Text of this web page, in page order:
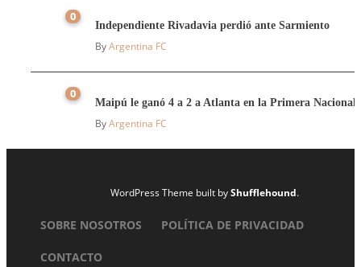
0
Independiente Rivadavia perdió ante Sarmiento
ByArgentina FC
0
Maipú le ganó 4 a 2 a Atlanta en la Primera Nacional
ByArgentina FC
WordPress Theme built byShufflehound.
SOBRE NOSOTROS POLÍTICA DE PRIVACIDAD
CONTACTO